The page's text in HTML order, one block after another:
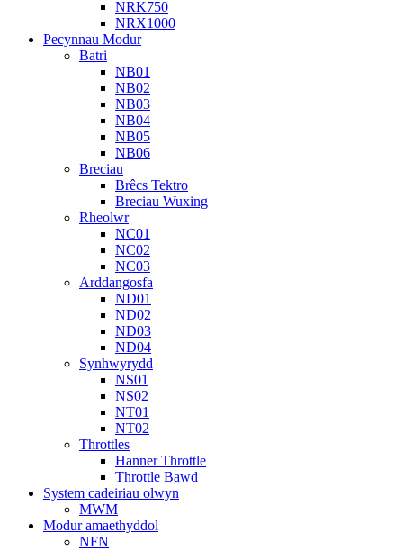
NRK750
NRX1000
Pecynnau Modur
Batri
NB01
NB02
NB03
NB04
NB05
NB06
Breciau
Brêcs Tektro
Breciau Wuxing
Rheolwr
NC01
NC02
NC03
Arddangosfa
ND01
ND02
ND03
ND04
Synhwyrydd
NS01
NS02
NT01
NT02
Throttles
Hanner Throttle
Throttle Bawd
System cadeiriau olwyn
MWM
Modur amaethyddol
NFN